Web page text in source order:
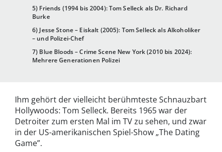
5) Friends (1994 bis 2004): Tom Selleck als Dr. Richard
Burke
6) Jesse Stone – Eiskalt (2005): Tom Selleck als Alkoholiker
– und Polizei-Chef
7) Blue Bloods – Crime Scene New York (2010 bis 2024):
Mehrere Generationen Polizei
Ihm gehört der vielleicht berühmteste Schnauzbart
Hollywoods: Tom Selleck. Bereits 1965 war der
Detroiter zum ersten Mal im TV zu sehen, und zwar
in der US-amerikanischen Spiel-Show „The Dating
Game”.